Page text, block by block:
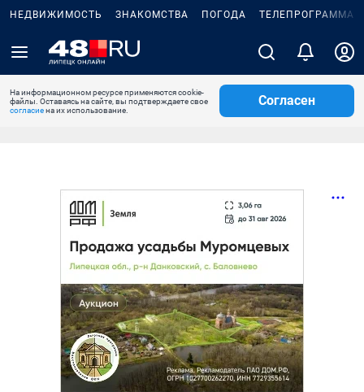
НЕДВИЖИМОСТЬ ЗНАКОМСТВА ПОГОДА ТЕЛЕПРОГРАММА
На информационном ресурсе применяются cookie-
файлы. Оставаясь на сайте, вы подтверждаете свое
согласиена их использование.
Согласен